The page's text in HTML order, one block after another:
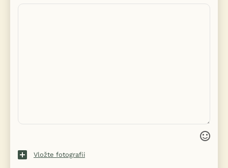
Vložte fotografii